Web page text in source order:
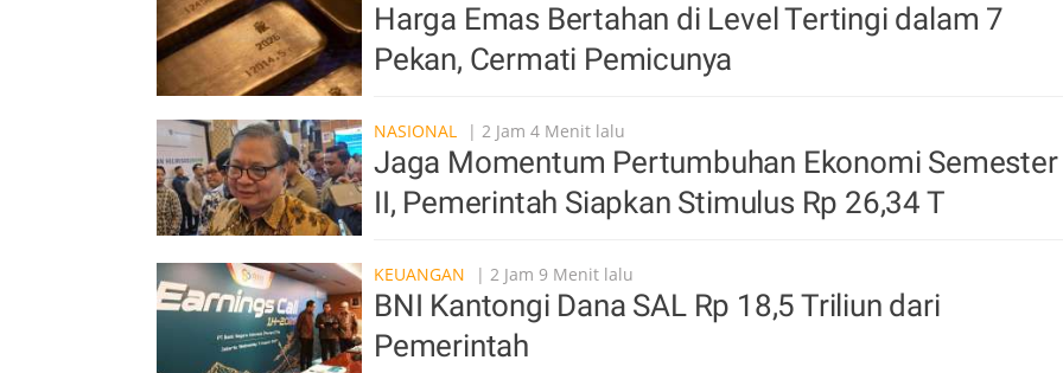
Harga Emas Bertahan di Level Tertingi dalam 7
Pekan, Cermati Pemicunya
NASIONAL | 2 Jam 4 Menit lalu
Jaga Momentum Pertumbuhan Ekonomi Semester
II, Pemerintah Siapkan Stimulus Rp 26,34 T
KEUANGAN | 2 Jam 9 Menit lalu
BNI Kantongi Dana SAL Rp 18,5 Triliun dari
Pemerintah